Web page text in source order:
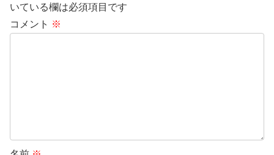
いている欄は必須項目です
コメント ※